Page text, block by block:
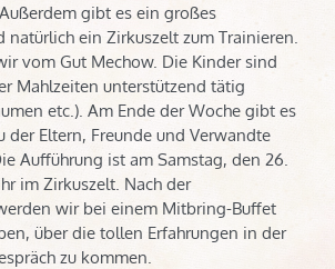
gibt es ein großes
ein Zirkuszelt zum Trainieren.
vom Gut Mechow. Die Kinder sind
Mahlzeiten unterstützend tätig
etc.). Am Ende der Woche gibt es
der Eltern, Freunde und Verwandte
Aufführung ist am Samstag, den 26.
im Zirkuszelt. Nach der
wir bei einem Mitbring-Buffet
über die tollen Erfahrungen in der
zu kommen.